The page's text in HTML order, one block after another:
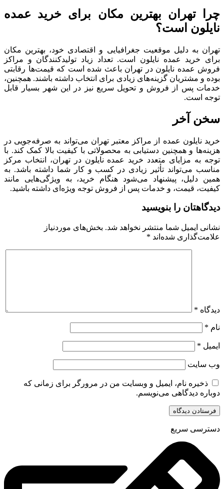
چرا تهران بهترین مکان برای خرید عمده
نایلون است؟
تهران به دلیل موقعیت جغرافیایی و اقتصادی خود، بهترین مکان
برای خرید عمده نایلون است. تعداد زیاد تولیدکنندگان و مراکز
فروش عمده نایلون در تهران باعث شده است که قیمت‌ها رقابتی
بوده و مشتریان گزینه‌های زیادی برای انتخاب داشته باشند. همچنین،
خدمات پس از فروش و تحویل سریع نیز در این شهر بسیار قابل
توجه است.
سخن آخر
خرید نایلون عمده از مراکز معتبر تهران می‌تواند به صرفه‌جویی در
هزینه‌ها و همچنین دستیابی به محصولاتی با کیفیت بالا کمک کند. با
توجه به مزایای متعدد خرید عمده نایلون در تهران، انتخاب مرکز
مناسب می‌تواند تأثیر زیادی در کسب و کار شما داشته باشد. به
همین دلیل، پیشنهاد می‌شود هنگام خرید، به ویژگی‌هایی مانند
کیفیت، قیمت، و خدمات پس از فروش توجه ویژه‌ای داشته باشید.
دیدگاهتان را بنویسید
نشانی ایمیل شما منتشر نخواهد شد. بخش‌های موردنیاز
علامت‌گذاری شده‌اند *
دیدگاه *
نام *
ایمیل *
وب‌ سایت
ذخیره نام، ایمیل و وبسایت من در مرورگر برای زمانی که
دوباره دیدگاهی می‌نویسم.
دسترسی سریع